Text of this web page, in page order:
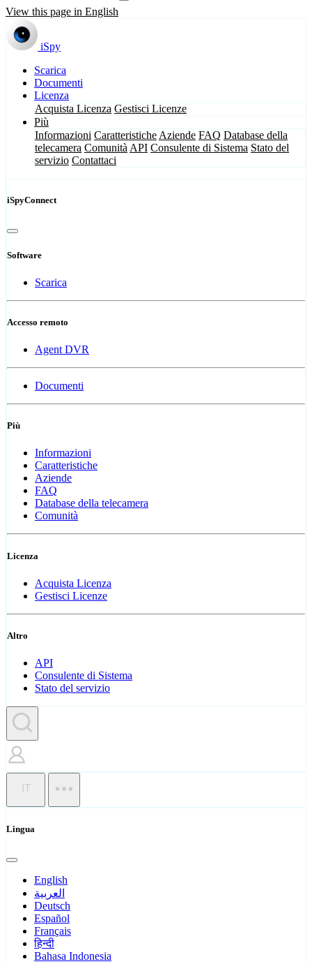
View this page in English
iSpy
Scarica
Documenti
Licenza
Acquista Licenza Gestisci Licenze
Più
Informazioni Caratteristiche Aziende FAQ Database della
telecamera Comunità API Consulente di Sistema Stato del
servizio Contattaci
iSpyConnect
Software
Scarica
Accesso remoto
Agent DVR
Documenti
Più
Informazioni
Caratteristiche
Aziende
FAQ
Database della telecamera
Comunità
Licenza
Acquista Licenza
Gestisci Licenze
Altro
API
Consulente di Sistema
Stato del servizio
IT
Lingua
English
العربية
Deutsch
Español
Français
हिन्दी
Bahasa Indonesia